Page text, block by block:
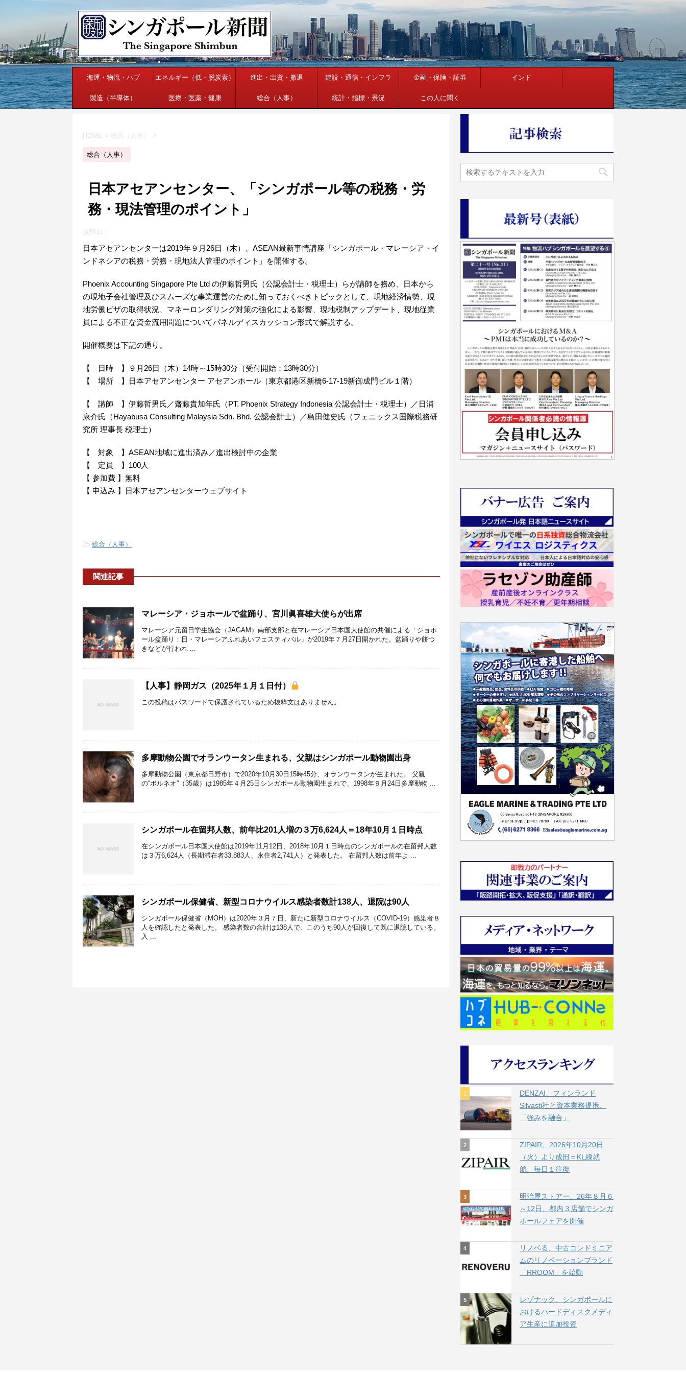
海運・物流・ハブ エネルギー（低・脱炭素） 進出・出資・撤退 建設・通信・インフラ 金融・保険・証券 インド
製造（半導体） 医療・医薬・健康 総合（人事） 統計・指標・景況 この人に聞く
HOME > 総合（人事） >
総合（人事）
日本アセアンセンター、「シンガポール等の税務・労
務・現法管理のポイント」
投稿日：
日本アセアンセンターは2019年９月26日（木）、ASEAN最新事情講座「シンガポール・マレーシア・イ
ンドネシアの税務・労務・現地法人管理のポイント」を開催する。
Phoenix Accounting Singapore Pte Ltd の伊藤哲男氏（公認会計士・税理士）らが講師を務め、日本から
の現地子会社管理及びスムーズな事業運営のために知っておくべきトピックとして、現地経済情勢、現
地労働ビザの取得状況、マネーロンダリング対策の強化による影響、現地税制アップデート、現地従業
員による不正な資金流用問題についてパネルディスカッション形式で解説する。
開催概要は下記の通り。
【 日時 】９月26日（木）14時～15時30分（受付開始：13時30分）
【 場所 】日本アセアンセンター アセアンホール（東京都港区新橋6-17-19新御成門ビル１階）
【 講師 】伊藤哲男氏／齋藤貴加年氏（PT. Phoenix Strategy Indonesia 公認会計士・税理士）／日浦
康介氏（Hayabusa Consulting Malaysia Sdn. Bhd. 公認会計士）／島田健史氏（フェニックス国際税務研
究所 理事長 税理士）
【 対象 】ASEAN地域に進出済み／進出検討中の企業
【 定員 】100人
【 参加費 】無料
【 申込み 】日本アセアンセンターウェブサイト
-総合（人事）
関連記事
マレーシア・ジョホールで盆踊り、宮川眞喜雄大使らが出席
マレーシア元留日学生協会（JAGAM）南部支部と在マレーシア日本国大使館の共催による「ジョホ
ール盆踊り：日・マレーシアふれあいフェスティバル」が2019年７月27日開かれた。盆踊りや餅つ
きなどが行われ ...
【人事】静岡ガス（2025年１月１日付）
この投稿はパスワードで保護されているため抜粋文はありません。
多摩動物公園でオランウータン生まれる、父親はシンガポール動物園出身
多摩動物公園（東京都日野市）で2020年10月30日15時45分、オランウータンが生まれた。 父親
の“ボルネオ”（35歳）は1985年４月25日シンガポール動物園生まれで、1998年９月24日多摩動物 ...
シンガポール在留邦人数、前年比201人増の３万6,624人＝18年10月１日時点
在シンガポール日本国大使館は2019年11月12日、2018年10月１日時点のシンガポールの在留邦人数
は３万6,624人（長期滞在者33,883人、永住者2,741人）と発表した。 在留邦人数は前年よ ...
シンガポール保健省、新型コロナウイルス感染者数計138人、退院は90人
シンガポール保健省（MOH）は2020年３月７日、新たに新型コロナウイルス（COVID-19）感染者８
人を確認したと発表した。 感染者数の合計は138人で、このうち90人が回復して既に退院している。
入 ...
DENZAI、フィンランド
Silvasti社と資本業務提携、
「強みを融合」
ZIPAIR、2026年10月20日
（火）より成田＝KL線就
航、毎日１往復
明治屋ストアー、26年８月６
～12日、都内３店舗でシンガ
ポールフェアを開催
リノベる、中古コンドミニア
ムのリノベーションブランド
「RROOM」を始動
レゾナック、シンガポールに
おけるハードディスクメディ
ア生産に追加投資